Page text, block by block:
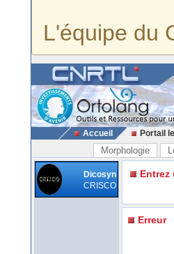
L'équipe du
Accueil Portail
Morphologie
Dicosyn
CRISCO
Entrez
Erreur